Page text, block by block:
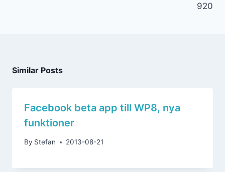
920
Similar Posts
Facebook beta app till WP8, nya
funktioner
By Stefan 2013-08-21